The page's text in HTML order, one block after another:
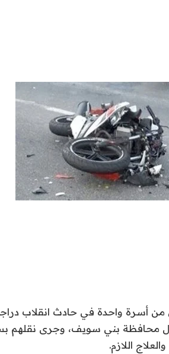
من أسرة واحدة في حادث انقلاب
محافظة بني سويف، وجرى نقلهم
اللازم.